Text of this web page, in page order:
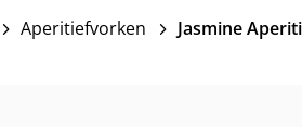
5 Aperitiefvorken 5 Jasmine